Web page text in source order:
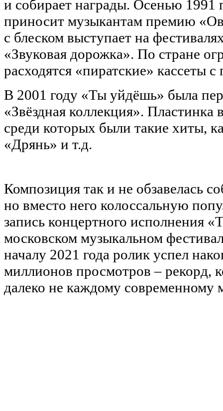
и собирает награды. Осенью 1991
приносит музыкантам премию
с блеском выступает на
«Звуковая дорожка». По стране
расходятся «пиратские» кассеты
В 2001 году «Ты уйдёшь» была
«Звёздная коллекция». Пластинка
среди которых были такие хиты,
«Дрянь» и т.д.
Композиция так и не обзавелась
но вместо него колоссальную
запись концертного исполнения
московском музыкальном
началу 2021 года ролик успел
миллионов просмотров – рекорд,
далеко не каждому современному